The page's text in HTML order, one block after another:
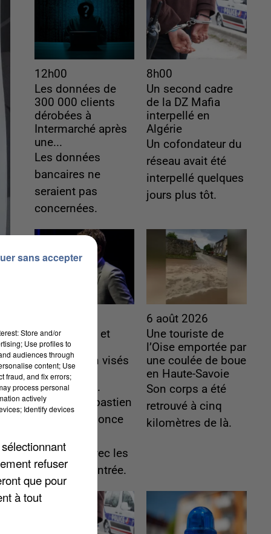
12h00
Les données de
300 000 clients
dérobées à
Intermarché après
une...
Les données
bancaires ne
seraient pas
concernées.
8h00
Un second cadre
de la DZ Mafia
interpellé en
Algérie
Un cofondateur du
réseau avait été
interpellé quelques
jours plus tôt.
Gabriel Attal et
Raphaël
Glucksmann visés
par des
ingérences...
Sollicité, Sébastien
Lecornu annonce
commun" avec les
partis à la rentrée.
6 août 2026
Une touriste de
l’Oise emportée par
une coulée de boue
en Haute-Savoie
Son corps a été
retrouvé à cinq
kilomètres de là.
Store and/or
Use profiles to
audiences through
content; Use
fraud, and fix errors;
process personal
actively
Identify devices
refuser
que pour
à tout
sans accepter